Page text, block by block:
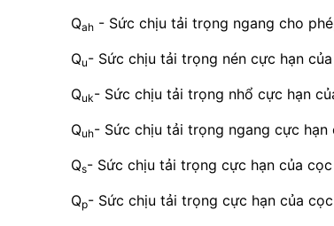
Qah - Sức chịu tải trọng ngang cho
Qu- Sức chịu tải trọng nén cực hạn
Quk- Sức chịu tải trọng nhổ cực hạn
Quh- Sức chịu tải trọng ngang cực hạn
Qs- Sức chịu tải trọng cực hạn của
Qp- Sức chịu tải trọng cực hạn của